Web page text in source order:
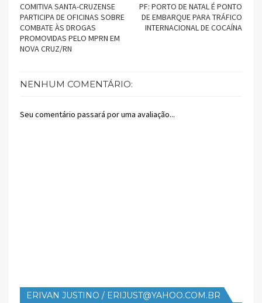
PF: PORTO DE NATAL É PONTO
DE EMBARQUE PARA TRÁFICO
INTERNACIONAL DE COCAÍNA
COMITIVA SANTA-CRUZENSE
PARTICIPA DE OFICINAS SOBRE
COMBATE ÀS DROGAS
PROMOVIDAS PELO MPRN EM
NOVA CRUZ/RN
NENHUM COMENTÁRIO:
Seu comentário passará por uma avaliação...
ERIVAN JUSTINO / ERIJUST@YAHOO.COM.BR